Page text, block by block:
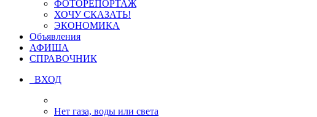
ФОТОРЕПОРТАЖ
ХОЧУ СКАЗАТЬ!
ЭКОНОМИКА
Объявления
АФИША
СПРАВОЧНИК
ВХОД
Нет газа, воды или света